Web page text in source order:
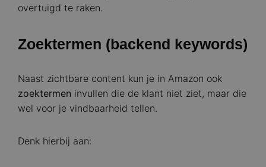
overtuigd te raken.
Zoektermen (backend keywords)
Naast zichtbare content kun je in Amazon ook
zoektermen invullen die de klant niet ziet, maar die
wel voor je vindbaarheid tellen.
Denk hierbij aan: